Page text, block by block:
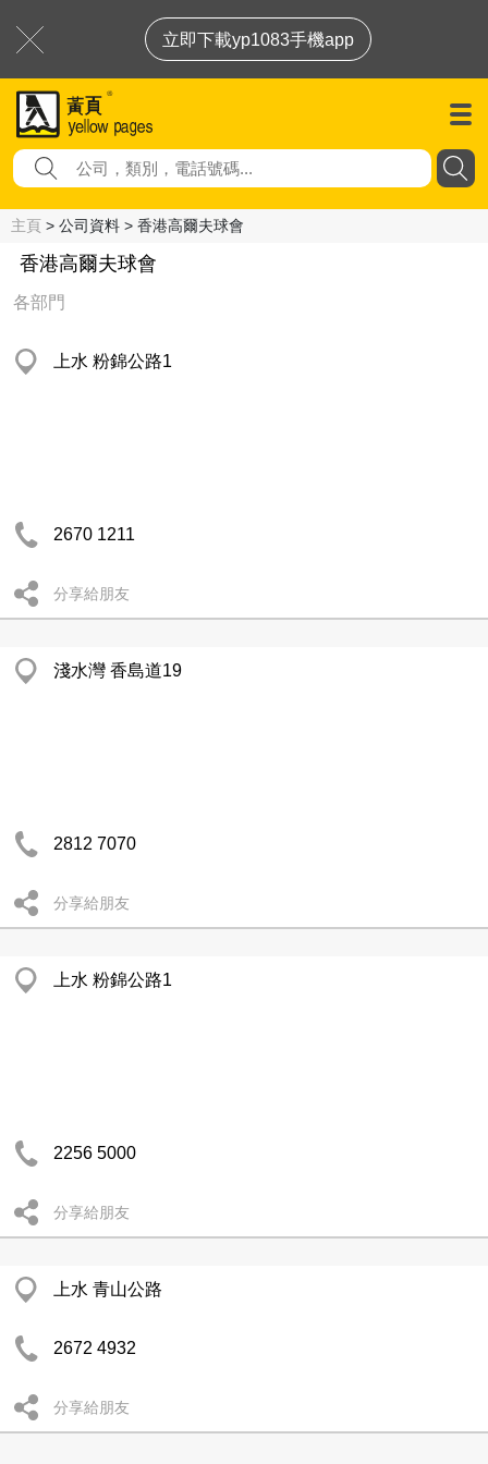
立即下載yp1083手機app
主頁 > 公司資料 > 香港高爾夫球會
香港高爾夫球會
各部門
上水 粉錦公路1
2670 1211
分享給朋友
淺水灣 香島道19
2812 7070
分享給朋友
上水 粉錦公路1
2256 5000
分享給朋友
上水 青山公路
2672 4932
分享給朋友